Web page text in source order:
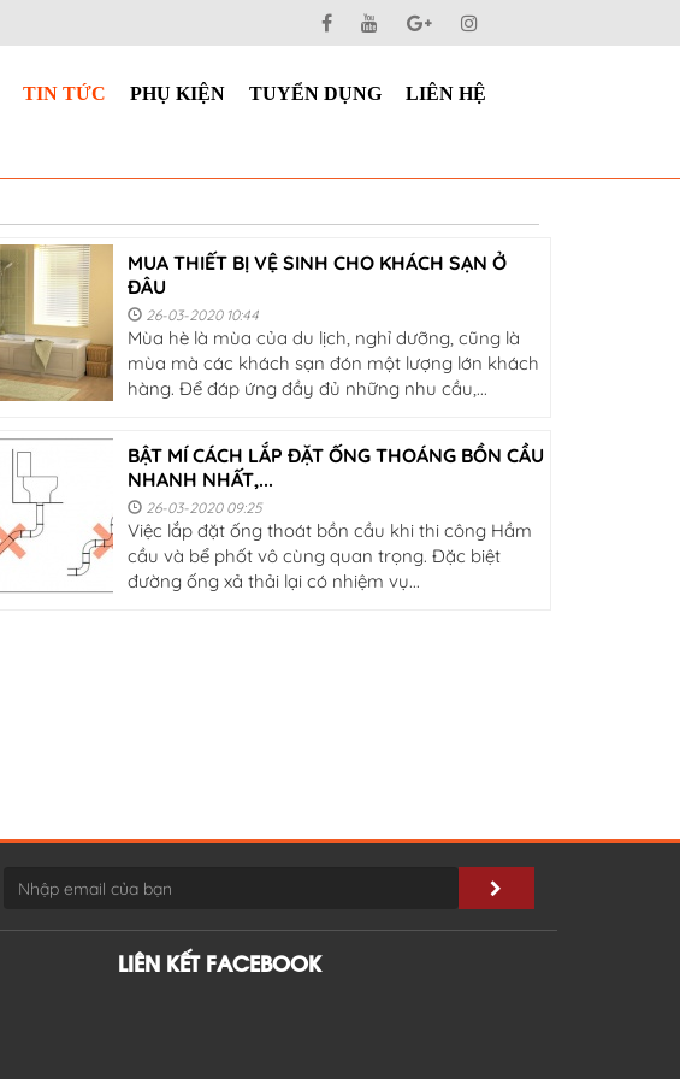
TIN TỨC PHỤ KIỆN TUYỂN DỤNG LIÊN HỆ
MUA THIẾT BỊ VỆ SINH CHO KHÁCH SẠN Ở
ĐÂU
26-03-2020 10:44
Mùa hè là mùa của du lịch, nghỉ dưỡng, cũng là
mùa mà các khách sạn đón một lượng lớn khách
hàng. Để đáp ứng đầy đủ những nhu cầu,...
BẬT MÍ CÁCH LẮP ĐẶT ỐNG THOÁNG BỒN CẦU
NHANH NHẤT,...
26-03-2020 09:25
Việc lắp đặt ống thoát bồn cầu khi thi công Hầm
cầu và bể phốt vô cùng quan trọng. Đặc biệt
đường ống xả thải lại có nhiệm vụ...
LIÊN KẾT FACEBOOK